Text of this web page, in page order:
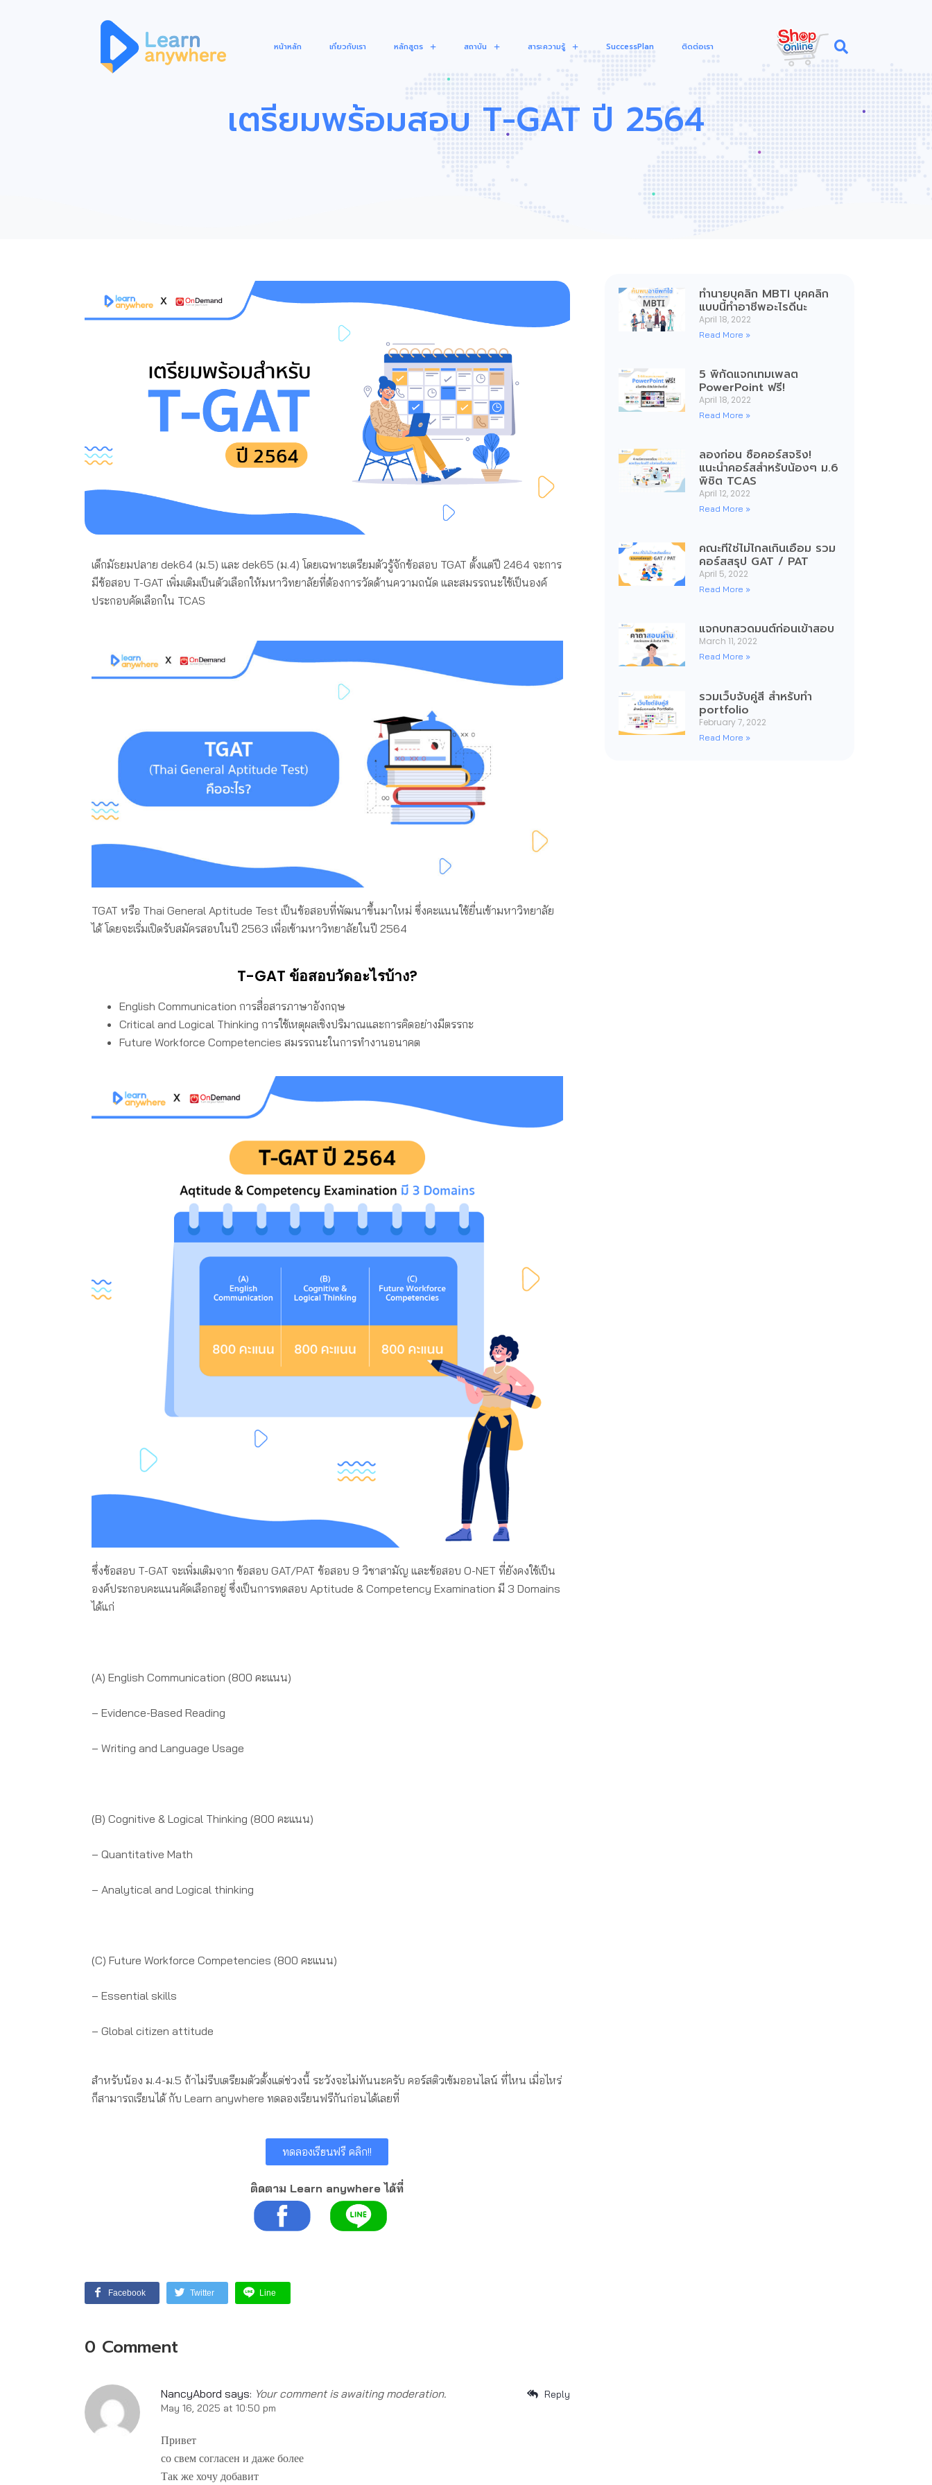
หน้าหลัก เกี่ยวกับเรา หลักสูตร สถาบัน สาระความรู้ SuccessPlan ติดต่อเรา
เตรียมพร้อมสอบ T-GAT ปี 2564
เด็กมัธยมปลาย dek64 (ม.5) และ dek65 (ม.4) โดยเฉพาะเตรียมตัวรู้จักข้อสอบ TGAT ตั้งแต่ปี 2464 จะการ
มีข้อสอบ T-GAT เพิ่มเติมเป็นตัวเลือกให้มหาวิทยาลัยที่ต้องการวัดด้านความถนัด และสมรรถนะใช้เป็นองค์
ประกอบคัดเลือกใน TCAS
TGAT หรือ Thai General Aptitude Test เป็นข้อสอบที่พัฒนาขึ้นมาใหม่ ซึ่งคะแนนใช้ยื่นเข้ามหาวิทยาลัย
ได้ โดยจะเริ่มเปิดรับสมัครสอบในปี 2563 เพื่อเข้ามหาวิทยาลัยในปี 2564
T-GAT ข้อสอบวัดอะไรบ้าง?
English Communication การสื่อสารภาษาอังกฤษ
Critical and Logical Thinking การใช้เหตุผลเชิงปริมาณและการคิดอย่างมีตรรกะ
Future Workforce Competencies สมรรถนะในการทำงานอนาคต
ซึ่งข้อสอบ T-GAT จะเพิ่มเติมจาก ข้อสอบ GAT/PAT ข้อสอบ 9 วิชาสามัญ และข้อสอบ O-NET ที่ยังคงใช้เป็น
องค์ประกอบคะแนนคัดเลือกอยู่ ซึ่งเป็นการทดสอบ Aptitude & Competency Examination มี 3 Domains
ได้แก่
(A) English Communication (800 คะแนน)
– Evidence-Based Reading
– Writing and Language Usage
(B) Cognitive & Logical Thinking (800 คะแนน)
– Quantitative Math
– Analytical and Logical thinking
(C) Future Workforce Competencies (800 คะแนน)
– Essential skills
– Global citizen attitude
สำหรับน้อง ม.4-ม.5 ถ้าไม่รีบเตรียมตัวตั้งแต่ช่วงนี้ ระวังจะไม่ทันนะครับ คอร์สติวเข้มออนไลน์ ที่ไหน เมื่อไหร่
ก็สามารถเรียนได้ กับ Learn anywhere ทดลองเรียนฟรีกันก่อนได้เลยที่
ทดลองเรียนฟรี คลิก!!
ติดตาม Learn anywhere ได้ที่
Facebook Twitter Line
0 Comment
Reply
NancyAbord says: Your comment is awaiting moderation.
May 16, 2025 at 10:50 pm
Привет
со свем согласен и даже более
Так же хочу добавит
ทำนายบุคลิก MBTI บุคคลิก
แบบนี้ทำอาชีพอะไรดีนะ
April 18, 2022
Read More »
5 พิกัดแจกเทมเพลต
PowerPoint ฟรี!
April 18, 2022
Read More »
ลองก่อน ซื้อคอร์สจริง!
แนะนำคอร์สสำหรับน้องๆ ม.6
พิชิต TCAS
April 12, 2022
Read More »
คณะที่ใช่ไม่ไกลเกินเอื้อม รวม
คอร์สสรุป GAT / PAT
April 5, 2022
Read More »
แจกบทสวดมนต์ก่อนเข้าสอบ
March 11, 2022
Read More »
รวมเว็บจับคู่สี สำหรับทำ
portfolio
February 7, 2022
Read More »